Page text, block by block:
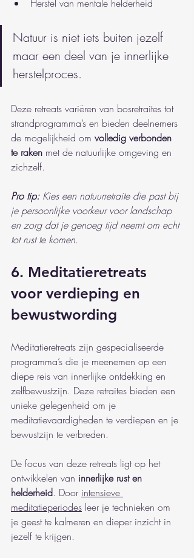
Herstel van mentale helderheid
Natuur is niet iets buiten jezelf
maar een deel van je innerlijke
herstelproces.
Deze retreats variëren van bosretraites tot
strandprogramma’s en bieden deelnemers
de mogelijkheid om volledig verbonden
te raken met de natuurlijke omgeving en
zichzelf.
Pro tip: Kies een natuurretraite die past bij
je persoonlijke voorkeur voor landschap
en zorg dat je genoeg tijd neemt om echt
tot rust te komen.
6. Meditatieretreats
voor verdieping en
bewustwording
Meditatieretreats zijn gespecialiseerde
programma’s die je meenemen op een
diepe reis van innerlijke ontdekking en
zelfbewustzijn. Deze retraites bieden een
unieke gelegenheid om je
meditatievaardigheden te verdiepen en je
bewustzijn te verbreden.
De focus van deze retreats ligt op het
ontwikkelen van innerlijke rust en
helderheid. Door intensieve
meditatieperiodes leer je technieken om
je geest te kalmeren en dieper inzicht in
jezelf te krijgen.